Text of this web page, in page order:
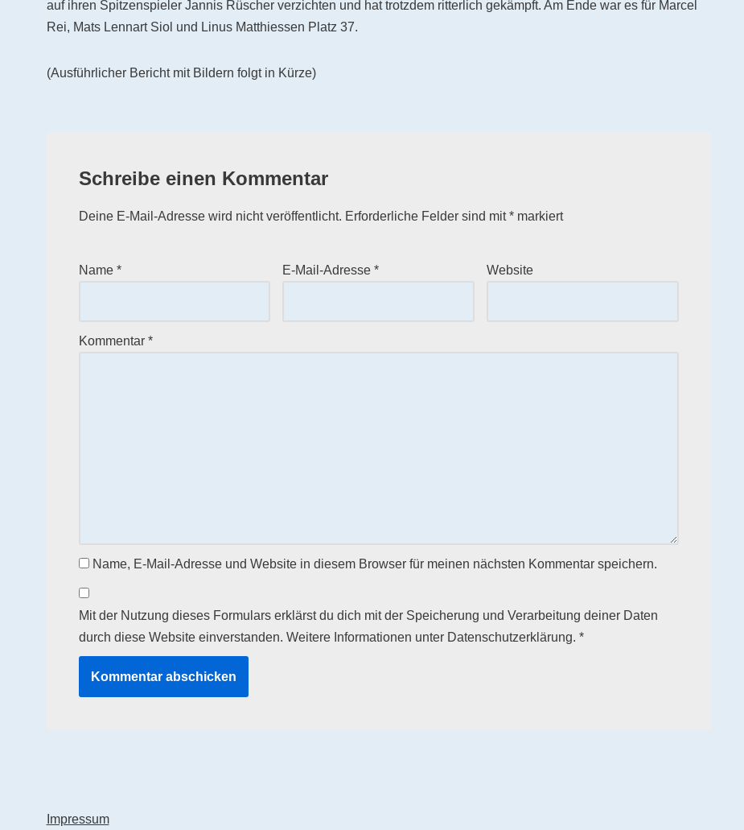
auf ihren Spitzenspieler Jannis Rüscher verzichten und hat trotzdem ritterlich gekämpft. Am Ende war es für Marcel
Rei, Mats Lennart Siol und Linus Matthiessen Platz 37.
(Ausführlicher Bericht mit Bildern folgt in Kürze)
Schreibe einen Kommentar
Deine E-Mail-Adresse wird nicht veröffentlicht. Erforderliche Felder sind mit*markiert
Name * E-Mail-Adresse* Website
Kommentar *
Name, E-Mail-Adresse und Website in diesem Browser für meinen nächsten Kommentar speichern.
Mit der Nutzung dieses Formulars erklärst du dich mit der Speicherung und Verarbeitung deiner Daten
durch diese Website einverstanden. Weitere Informationen unter Datenschutzerklärung. *
Impressum